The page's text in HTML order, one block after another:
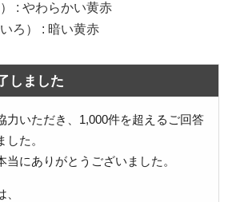
: やわらかい黄赤
ろ） : 暗い黄赤
しました
力いただき、1,000件を超えるご回答
た。
当にありがとうございました。